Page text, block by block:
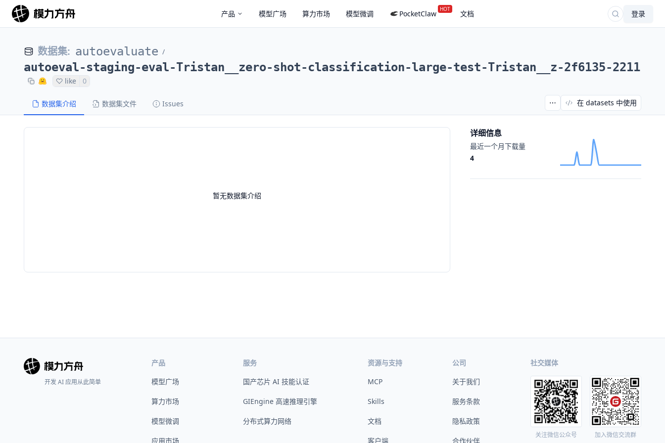
产品 模型广场 算力市场 模型微调 PocketClaw HOT 文档 登录
数据集: autoevaluate /
autoeval-staging-eval-Tristan__zero-shot-classification-large-test-Tristan__z-2f6135-2211
like 0
数据集介绍 数据集文件 Issues 在 datasets 中使用
暂无数据集介绍
详细信息
最近一个月下载量
4
开发 AI 应用从此简单
产品
模型广场
算力市场
模型微调
应用市场
服务
国产芯片 AI 技能认证
GIEngine 高速推理引擎
分布式算力网络
资源与支持
MCP
Skills
文档
客户端
公司
关于我们
服务条款
隐私政策
合作伙伴
社交媒体
关注微信公众号 加入微信交流群